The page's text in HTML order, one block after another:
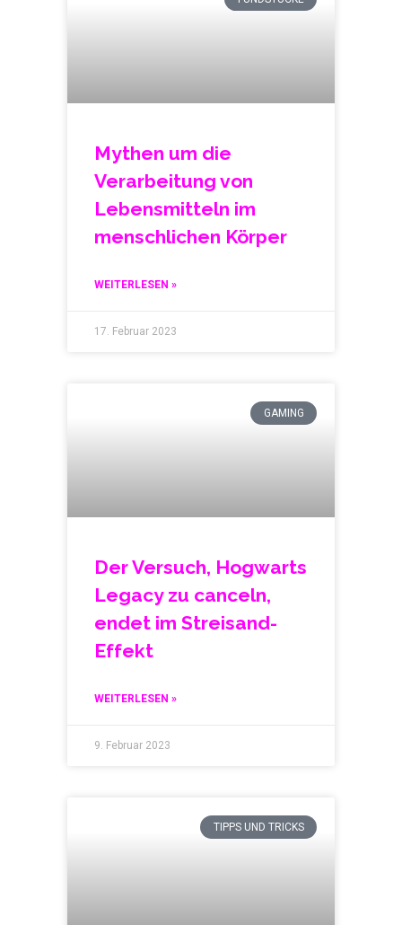
Mythen um die
Verarbeitung von
Lebensmitteln im
menschlichen Körper
WEITERLESEN »
17. Februar 2023
GAMING
Der Versuch, Hogwarts
Legacy zu canceln,
endet im Streisand-
Effekt
WEITERLESEN »
9. Februar 2023
TIPPS UND TRICKS